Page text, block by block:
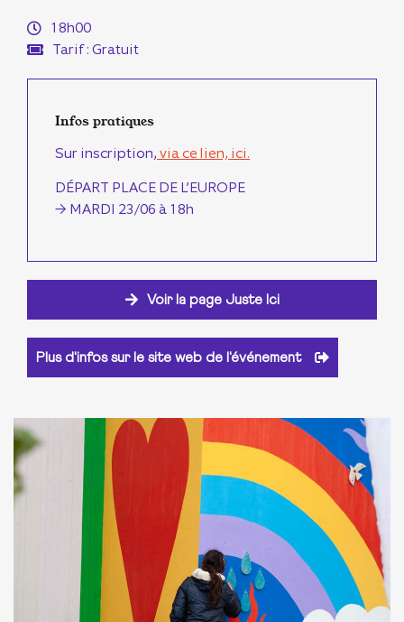
18h00
Tarif : Gratuit
Infos pratiques
Sur inscription,via ce lien, ici.
DÉPART PLACE DE L’EUROPE
→ MARDI 23/06 à 18h
Voir la page Juste Ici
Plus d'infos sur le site web de l'événement